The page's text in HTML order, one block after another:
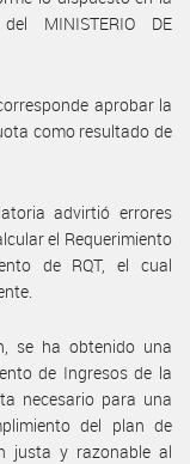
MINISTERIO DE
aprobar la
como resultado de
advirtió errores
el Requerimiento
de RQT, el cual
se ha obtenido una
de Ingresos de la
necesario para una
del plan de
justa y razonable al